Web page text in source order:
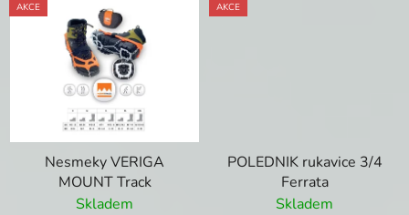
AKCE
Nesmeky VERIGA
MOUNT Track
Skladem
AKCE
POLEDNIK rukavice 3/4
Ferrata
Skladem